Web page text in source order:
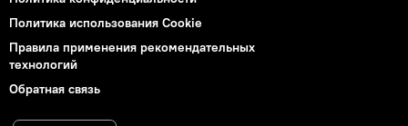
Политика использования Cookie
Правила применения рекомендательных
технологий
Обратная связь